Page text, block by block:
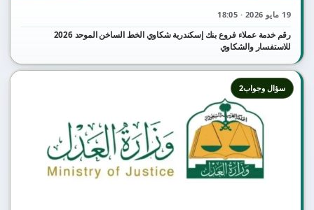
19 مايو 2026 · 18:05
رقم خدمة عملاء فروع بنك إسكندرية شكاوي الخط الساخن الموحد 2026
للاستفسار والشكاوي
سؤال وجواب2